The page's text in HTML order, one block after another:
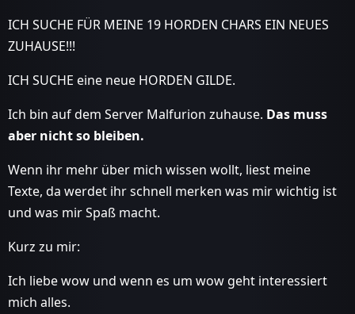
ICH SUCHE FÜR MEINE 19 HORDEN CHARS EIN NEUES
ZUHAUSE!!!
ICH SUCHE eine neue HORDEN GILDE.
Ich bin auf dem Server Malfurion zuhause. Das muss
aber nicht so bleiben.
Wenn ihr mehr über mich wissen wollt, liest meine
Texte, da werdet ihr schnell merken was mir wichtig ist
und was mir Spaß macht.
Kurz zu mir:
Ich liebe wow und wenn es um wow geht interessiert
mich alles.